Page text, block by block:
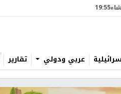
19:55
عربي ودولي تقارير